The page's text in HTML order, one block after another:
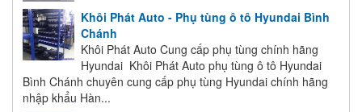
Khôi Phát Auto - Phụ tùng ô tô Hyundai Bình
Chánh
Khôi Phát Auto Cung cấp phụ tùng chính hãng
Hyundai Khôi Phát Auto phụ tùng ô tô Hyundai
Bình Chánh chuyên cung cấp phụ tùng Hyundai chính hãng
nhập khẩu Hàn...